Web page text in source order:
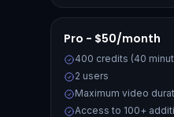
Pro - $50/month
400 credits (40
2 users
Maximum video
Access to 100+